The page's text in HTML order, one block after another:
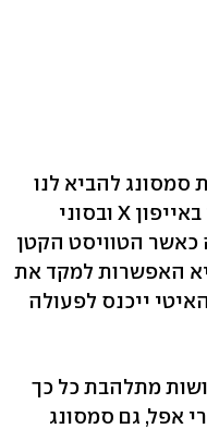
להביא לנו
את הסופר סלו מושן שקיים כבר באייפון X ובסוני
בשנייה כאשר הטוויסט הקטן
האפשרות למקד את
ייכנס לפעולה
מתלהבת כל כך
אפל, גם סמסונג